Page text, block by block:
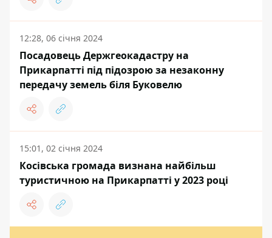
12:28, 06 січня 2024
Посадовець Держгеокадастру на
Прикарпатті під підозрою за незаконну
передачу земель біля Буковелю
15:01, 02 січня 2024
Косівська громада визнана найбільш
туристичною на Прикарпатті у 2023 році